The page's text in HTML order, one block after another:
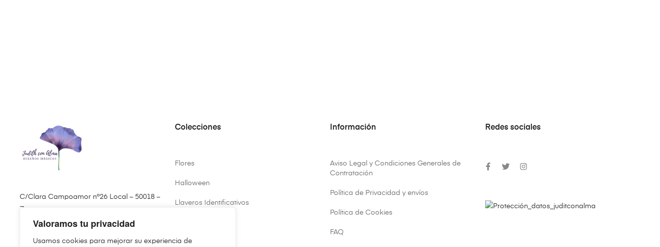
Valoramos tu privacidad
Usamos cookies para mejorar su experiencia de
C/Clara Campoamor nº26 Local – 50018 –
Zaragoza
Colecciones
Flores
Halloween
Llaveros Identificativos
Virgen del Pilar
Información
Aviso Legal y Condiciones Generales de
Contratación
Política de Privacidad y envíos
Política de Cookies
FAQ
Redes sociales